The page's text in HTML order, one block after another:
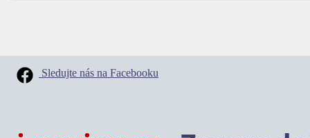
Sledujte nás na Facebooku